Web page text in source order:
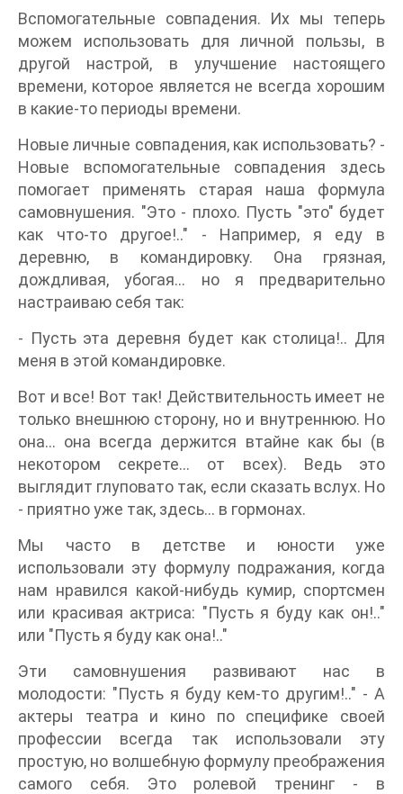
Вспомогательные совпадения. Их мы теперь
можем использовать для личной пользы, в
другой настрой, в улучшение настоящего
времени, которое является не всегда хорошим
в какие-то периоды времени.
Новые личные совпадения, как использовать? -
Новые вспомогательные совпадения здесь
помогает применять старая наша формула
самовнушения. "Это - плохо. Пусть "это" будет
как что-то другое!.." - Например, я еду в
деревню, в командировку. Она грязная,
дождливая, убогая... но я предварительно
настраиваю себя так:
- Пусть эта деревня будет как столица!.. Для
меня в этой командировке.
Вот и все! Вот так! Действительность имеет не
только внешнюю сторону, но и внутреннюю. Но
она... она всегда держится втайне как бы (в
некотором секрете... от всех). Ведь это
выглядит глуповато так, если сказать вслух. Но
- приятно уже так, здесь... в гормонах.
Мы часто в детстве и юности уже
использовали эту формулу подражания, когда
нам нравился какой-нибудь кумир, спортсмен
или красивая актриса: "Пусть я буду как он!.."
или "Пусть я буду как она!.."
Эти самовнушения развивают нас в
молодости: "Пусть я буду кем-то другим!.." - А
актеры театра и кино по специфике своей
профессии всегда так использовали эту
простую, но волшебную формулу преображения
самого себя. Это ролевой тренинг - в